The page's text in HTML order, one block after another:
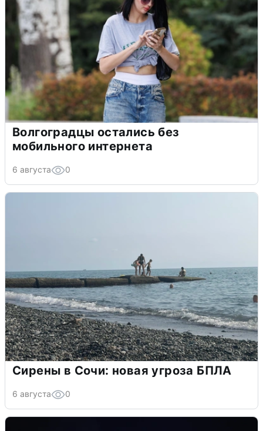
Волгоградцы остались без
мобильного интернета
6 августа 0
Сирены в Сочи: новая угроза БПЛА
6 августа 0